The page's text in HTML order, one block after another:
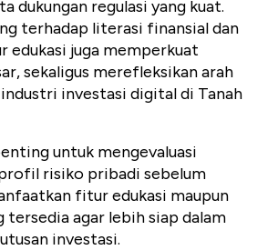
dukungan regulasi yang kuat.
terhadap literasi finansial dan
edukasi juga memperkuat
sekaligus merefleksikan arah
investasi digital di Tanah
untuk mengevaluasi
risiko pribadi sebelum
fitur edukasi maupun
tersedia agar lebih siap dalam
investasi.